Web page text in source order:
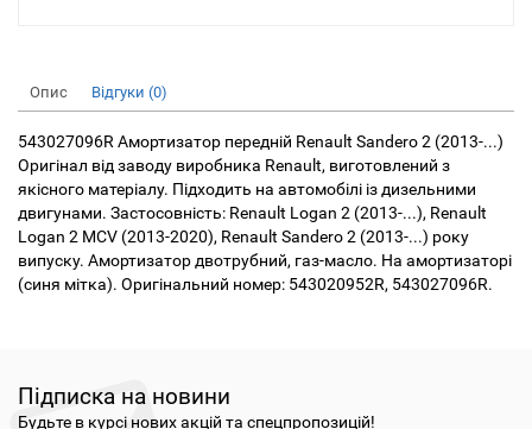
Опис Відгуки (0)
543027096R Амортизатор передній Renault Sandero 2 (2013-...)
Оригінал від заводу виробника Renault, виготовлений з
якісного матеріалу. Підходить на автомобілі із дизельними
двигунами. Застосовність: Renault Logan 2 (2013-...), Renault
Logan 2 MCV (2013-2020), Renault Sandero 2 (2013-...) року
випуску. Амортизатор двотрубний, газ-масло. На амортизаторі
(синя мітка). Оригінальний номер: 543020952R, 543027096R.
Підписка на новини
Будьте в курсі нових акцій та спецпропозицій!